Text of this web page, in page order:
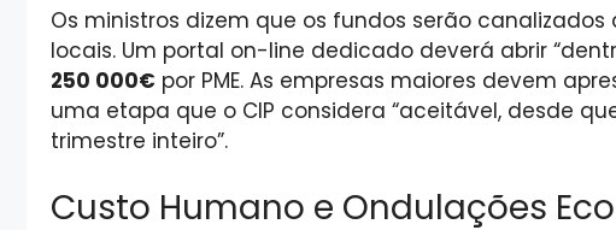
Os ministros dizem que os fundos serão canalizados
locais. Um portal on-line dedicado deverá abrir
250 000€ por PME. As empresas maiores devem
uma etapa que o CIP considera “aceitável, desde
trimestre inteiro”.
Custo Humano e Ondulações